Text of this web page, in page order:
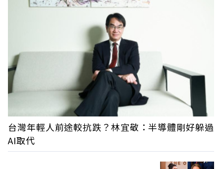
台灣年輕人前途較抗跌？林宜敬：半導體剛好躲過
AI取代